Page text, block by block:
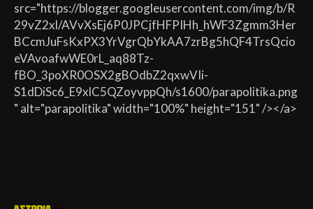
src="https://blogger.googleusercontent.com/img/b/R
29vZ2xl/AVvXsEj6P0JPCjfHFPIHh_hWF3Zgmm3Her
BCcmJuFsKxPX3YrVgrQbYkAA7zrBg5hQF4TrsQcio
eVAvoafwWE0rL_aq88Tz-
fBO_3poXR0OSX2gBOdbZ2qxwVIi-
S1dDiSc6_E9xlC5QZoyvppQh/s1600/parapolitika.png
" alt="parapolitika" width="100%" height="151" /></a>